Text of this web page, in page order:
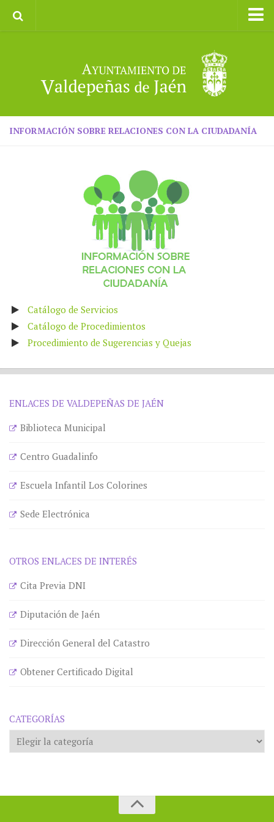
II CXM ROMPEALBARCAS 2023
INFORMACIÓN SOBRE RELACIONES CON LA CIUDADANÍA
Catálogo de Servicios
Catálogo de Procedimientos
Procedimiento de Sugerencias y Quejas
ENLACES DE VALDEPEÑAS DE JAÉN
Biblioteca Municipal
Centro Guadalinfo
Escuela Infantil Los Colorines
Sede Electrónica
OTROS ENLACES DE INTERÉS
Cita Previa DNI
Diputación de Jaén
Dirección General del Catastro
Obtener Certificado Digital
CATEGORÍAS
Categorías